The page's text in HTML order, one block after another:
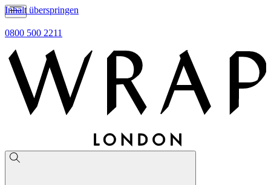
Inhalt überspringen
0800 500 2211